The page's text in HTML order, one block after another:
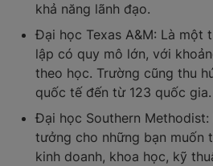
khả năng lãnh đạo.
Đại học Texas A&M: Là một
lập có quy mô lớn, với
theo học. Trường cũng thu
quốc tế đến từ 123 quốc gia.
Đại học Southern
tưởng cho những bạn muốn
kinh doanh, khoa học, kỹ